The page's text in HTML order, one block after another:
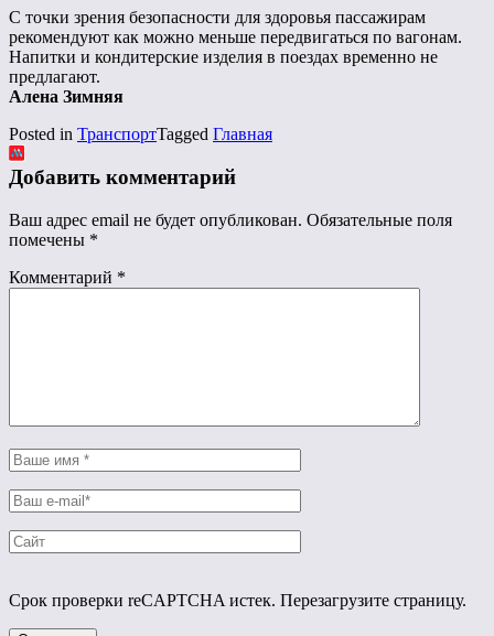
С точки зрения безопасности для здоровья пассажирам
рекомендуют как можно меньше передвигаться по вагонам.
Напитки и кондитерские изделия в поездах временно не
предлагают.
Алена Зимняя
Posted in ТранспортTagged Главная
Добавить комментарий
Ваш адрес email не будет опубликован. Обязательные поля
помечены *
Комментарий *
Срок проверки reCAPTCHA истек. Перезагрузите страницу.